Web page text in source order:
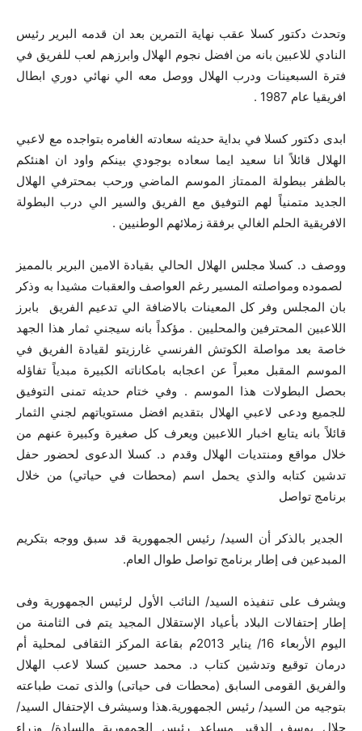
وتحدث دكتور كسلا عقب نهاية التمرين بعد ان قدمه البرير رئيس
النادي للاعبين بانه من افضل نجوم الهلال وابرزهم لعب للفريق في
فترة السبعينات ودرب الهلال ووصل معه الي نهائي دوري ابطال
افريقيا عام 1987 .
ابدى دكتور كسلا في بداية حديثه سعادته الغامره بتواجده مع لاعبي
الهلال قائلاً انا سعيد ايما سعاده بوجودي بينكم واود ان اهنئكم
بالظفر ببطولة الممتاز الموسم الماضي ورحب بمحترفي الهلال
الجديد متمنياً لهم التوفيق مع الفريق والسير الي درب البطولة
الافريقية الحلم الغالي برفقة زملائهم الوطنيين .
ووصف د. كسلا مجلس الهلال الحالي بقيادة الامين البرير بالمميز
لصموده ومواصلته المسير رغم العواصف والعقبات مشيدا به وذكر
بان المجلس وفر كل المعينات بالاضافة الي تدعيم الفريق بابرز
اللاعبين المحترفين والمحليين . مؤكداً بانه سيجني ثمار هذا الجهد
خاصة بعد مواصلة الكوتش الفرنسي غارزيتو لقيادة الفريق في
الموسم المقبل معبراً عن اعجابه بامكاناته الكبيرة مبدياً تفاؤله
بحصل البطولات هذا الموسم . وفي ختام حديثه تمنى التوفيق
للجميع ودعى لاعبي الهلال بتقديم افضل مستوياتهم لجني الثمار
قائلاً بانه يتابع اخبار اللاعبين ويعرف كل صغيرة وكبيرة عنهم من
خلال مواقع ومنتديات الهلال وقدم د. كسلا الدعوى لحضور حفل
تدشين كتابه والذي يحمل اسم (محطات في حياتي) من خلال
برنامج تواصل
الجدير بالذكر أن السيد/ رئيس الجمهورية قد سبق ووجه بتكريم
المبدعين فى إطار برنامج تواصل طوال العام.
ويشرف على تنفيذه السيد/ النائب الأول لرئيس الجمهورية وفى
إطار إحتفالات البلاد بأعياد الإستقلال المجيد يتم فى الثامنة من
اليوم الأربعاء 16/ يناير 2013م بقاعة المركز الثقافى لمحلية أم
درمان توقيع وتدشين كتاب د. محمد حسين كسلا لاعب الهلال
والفريق القومى السابق (محطات فى حياتى) والذى تمت طباعته
بتوجيه من السيد/ رئيس الجمهورية.هذا وسيشرف الإحتفال السيد/
جلال يوسف الدقير مساعد رئيس الجمهورية والسادة/ وزراء